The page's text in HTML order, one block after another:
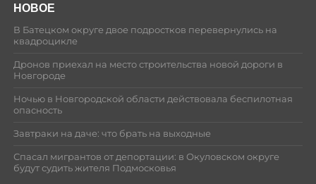
НОВОЕ
В Батецком округе двое подростков перевернулись на
квадроцикле
Дронов приехал на место строительства новой дороги в
Новгороде
Ночью в Новгородской области действовала беспилотная
опасность
Завтраки на даче: что брать на выходные
Спасал мигрантов от депортации: в Окуловском округе
будут судить жителя Подмосковья